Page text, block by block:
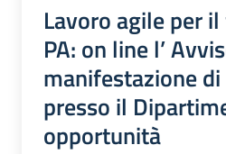
Lavoro agile per
PA: on line l’
manifestazione
presso il
opportunità